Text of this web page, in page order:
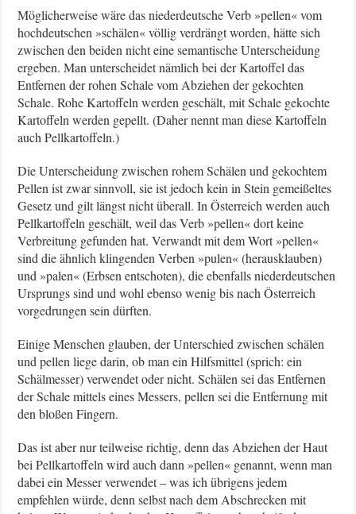
Möglicherweise wäre das niederdeutsche Verb »pellen« vom
hochdeutschen »schälen« völlig verdrängt worden, hätte sich
zwischen den beiden nicht eine semantische Unterscheidung
ergeben. Man unterscheidet nämlich bei der Kartoffel das
Entfernen der rohen Schale vom Abziehen der gekochten
Schale. Rohe Kartoffeln werden geschält, mit Schale gekochte
Kartoffeln werden gepellt. (Daher nennt man diese Kartoffeln
auch Pellkartoffeln.)
Die Unterscheidung zwischen rohem Schälen und gekochtem
Pellen ist zwar sinnvoll, sie ist jedoch kein in Stein gemeißeltes
Gesetz und gilt längst nicht überall. In Österreich werden auch
Pellkartoffeln geschält, weil das Verb »pellen« dort keine
Verbreitung gefunden hat. Verwandt mit dem Wort »pellen«
sind die ähnlich klingenden Verben »pulen« (herausklauben)
und »palen« (Erbsen entschoten), die ebenfalls niederdeutschen
Ursprungs sind und wohl ebenso wenig bis nach Österreich
vorgedrungen sein dürften.
Einige Menschen glauben, der Unterschied zwischen schälen
und pellen liege darin, ob man ein Hilfsmittel (sprich: ein
Schälmesser) verwendet oder nicht. Schälen sei das Entfernen
der Schale mittels eines Messers, pellen sei die Entfernung mit
den bloßen Fingern.
Das ist aber nur teilweise richtig, denn das Abziehen der Haut
bei Pellkartoffeln wird auch dann »pellen« genannt, wenn man
dabei ein Messer verwendet – was ich übrigens jedem
empfehlen würde, denn selbst nach dem Abschrecken mit